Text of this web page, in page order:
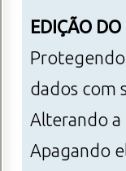
EDIÇÃO
dados com
Alterando a
Apagando